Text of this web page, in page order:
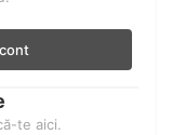
te aici.